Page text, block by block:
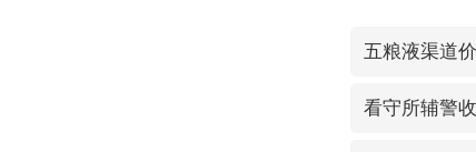
五粮液渠道
看守所辅警